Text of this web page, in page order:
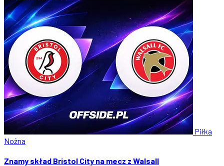
Piłka
Nożna
Znamy skład Bristol City na mecz z Walsall